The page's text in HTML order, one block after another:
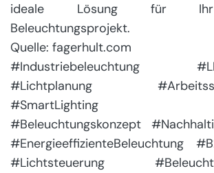
ideale Lösung für Ihr
Beleuchtungsprojekt.
Quelle: fagerhult.com
#Industriebeleuchtung
#Lichtplanung
#SmartLighting
#Beleuchtungskonzept
#EnergieeffizienteBeleuchtung
#Lichtsteuerung